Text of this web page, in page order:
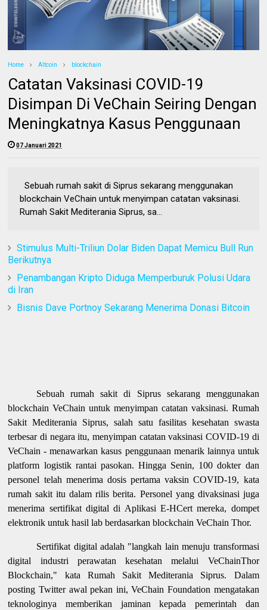
Home Altcoin blockchain
Catatan Vaksinasi COVID-19
Disimpan Di VeChain Seiring Dengan
Meningkatnya Kasus Penggunaan
07 Januari 2021
Sebuah rumah sakit di Siprus sekarang menggunakan
blockchain VeChain untuk menyimpan catatan vaksinasi.
Rumah Sakit Mediterania Siprus, sa...
Stimulus Multi-Triliun Dolar Biden Dapat Memicu Bull Run
Berikutnya
Penambangan Kripto Diduga Memperburuk Polusi Udara
di Iran
Bisnis Dave Portnoy Sekarang Menerima Donasi Bitcoin
Sebuah rumah sakit di Siprus sekarang menggunakan
blockchain VeChain untuk menyimpan catatan vaksinasi. Rumah
Sakit Mediterania Siprus, salah satu fasilitas kesehatan swasta
terbesar di negara itu, menyimpan catatan vaksinasi COVID-19 di
VeChain - menawarkan kasus penggunaan menarik lainnya untuk
platform logistik rantai pasokan. Hingga Senin, 100 dokter dan
personel telah menerima dosis pertama vaksin COVID-19, kata
rumah sakit itu dalam rilis berita. Personel yang divaksinasi juga
menerima sertifikat digital di Aplikasi E-HCert mereka, dompet
elektronik untuk hasil lab berdasarkan blockchain VeChain Thor.
Sertifikat digital adalah "langkah lain menuju transformasi
digital industri perawatan kesehatan melalui VeChainThor
Blockchain," kata Rumah Sakit Mediterania Siprus. Dalam
posting Twitter awal pekan ini, VeChain Foundation mengatakan
teknologinya memberikan jaminan kepada pemerintah dan